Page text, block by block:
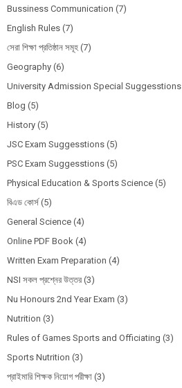
Bussiness Communication (7)
English Rules (7)
সেরা শিক্ষা প্রতিষ্ঠান সমূহ (7)
Geography (6)
University Admission Special Suggesstions
Blog (5)
History (5)
JSC Exam Suggesstions (5)
PSC Exam Suggesstions (5)
Physical Education & Sports Science (5)
বিএড কোর্স (5)
General Science (4)
Online PDF Book (4)
Written Exam Preparation (4)
NSI সকল প্রশ্নের উত্তর (3)
Nu Honours 2nd Year Exam (3)
Nutrition (3)
Rules of Games Sports and Officiating (3)
Sports Nutrition (3)
প্রাইমারি শিক্ষক নিয়োগ পরীক্ষা (3)